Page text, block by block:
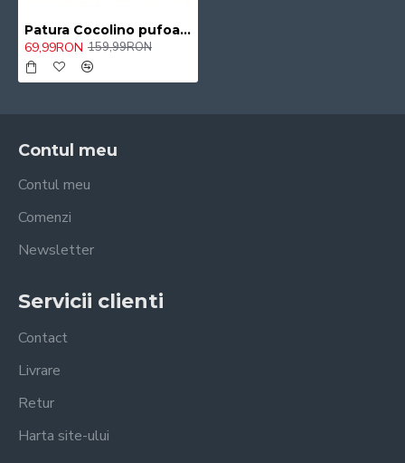
Patura Cocolino pufoasa , Pat Dublu, 200x230 cm 35/CAV
69,99RON 159,99RON
Contul meu
Contul meu
Comenzi
Newsletter
Servicii clienti
Contact
Livrare
Retur
Harta site-ului